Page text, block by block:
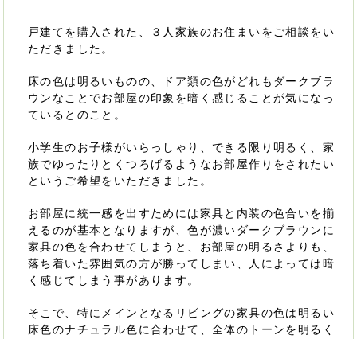
戸建てを購入された、３人家族のお住まいをご相談をい
ただきました。
床の色は明るいものの、ドア類の色がどれもダークブラ
ウンなことでお部屋の印象を暗く感じることが気になっ
ているとのこと。
小学生のお子様がいらっしゃり、できる限り明るく、家
族でゆったりとくつろげるようなお部屋作りをされたい
というご希望をいただきました。
お部屋に統一感を出すためには家具と内装の色合いを揃
えるのが基本となりますが、色が濃いダークブラウンに
家具の色を合わせてしまうと、お部屋の明るさよりも、
落ち着いた雰囲気の方が勝ってしまい、人によっては暗
く感じてしまう事があります。
そこで、特にメインとなるリビングの家具の色は明るい
床色のナチュラル色に合わせて、全体のトーンを明るく